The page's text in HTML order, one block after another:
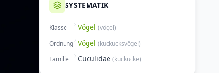
SYSTEMATIK
Klasse Vögel (vögel)
Ordnung Vögel (kuckucksvögel)
Familie
Cuculidae (kuckucke)